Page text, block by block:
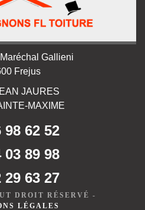
Gallieni
Frejus
JAURES
MAXIME
98 62 52
03 89 98
29 63 27
DROIT RÉSERVÉ -
LÉGALES